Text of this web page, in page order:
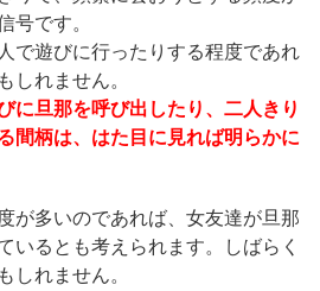
号です。
で遊びに行ったりする程度であれ
しれません。
に旦那を呼び出したり、二人きり
間柄は、はた目に見れば明らかに
が多いのであれば、女友達が旦那
いるとも考えられます。しばらく
しれません。